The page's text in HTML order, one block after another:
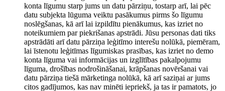
konta līgumu starp jums un datu pārziņu, tostarp arī, lai pēc
datu subjekta lūguma veiktu pasākumus pirms šo līgumu
noslēgšanas, kā arī lai izpildītu pienākumus, kas izriet no
noteikumiem par piekrišanas apstrādi. Jūsu personas dati tiks
apstrādāti arī datu pārziņa leģitīmo interešu nolūkā, piemēram,
lai īstenotu leģitīmas līgumiskas prasības, kas izriet no demo
konta līguma vai informācijas un izglītības pakalpojumu
līguma, drošības nodrošināšanai, krāpšanas novēršanai vai
datu pārziņa tiešā mārketinga nolūkā, kā arī saziņai ar jums
citos gadījumos, kas nav minēti iepriekš, ja tas ir pamatots, jo